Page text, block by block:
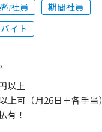
社員
期間社員
イト
以上
上可（月26日＋各手当）
有！